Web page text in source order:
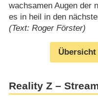
wachsamen Augen der
es in heil in den
(Text: Roger Förster)
Reality Z –